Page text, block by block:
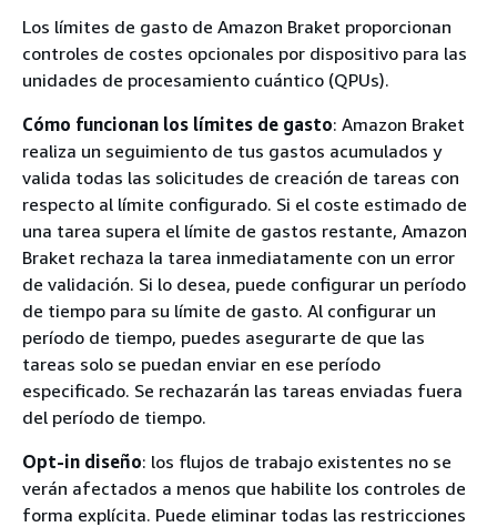
Los límites de gasto de Amazon Braket proporcionan
controles de costes opcionales por dispositivo para las
unidades de procesamiento cuántico (QPUs).
Cómo funcionan los límites de gasto: Amazon Braket
realiza un seguimiento de tus gastos acumulados y
valida todas las solicitudes de creación de tareas con
respecto al límite configurado. Si el coste estimado de
una tarea supera el límite de gastos restante, Amazon
Braket rechaza la tarea inmediatamente con un error
de validación. Si lo desea, puede configurar un período
de tiempo para su límite de gasto. Al configurar un
período de tiempo, puedes asegurarte de que las
tareas solo se puedan enviar en ese período
especificado. Se rechazarán las tareas enviadas fuera
del período de tiempo.
Opt-in diseño: los flujos de trabajo existentes no se
verán afectados a menos que habilite los controles de
forma explícita. Puede eliminar todas las restricciones